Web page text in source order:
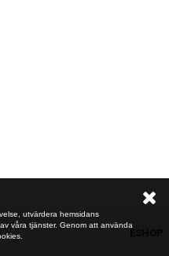
utvärdera hemsidans
våra tjänster. Genom att använda